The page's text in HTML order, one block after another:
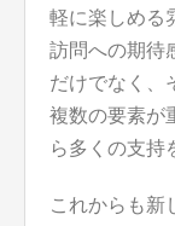
軽に楽しめる
訪問への期待
だけでなく、
複数の要素が
ら多くの支持
これからも新